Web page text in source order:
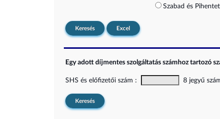
Szabad és
Keresés Excel
Egy adott díjmentes szolgáltatás számhoz tartozó
SHS és előfizetői szám : 8 jegyű
Keresés